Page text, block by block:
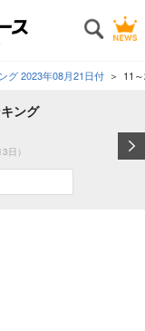
グ 2023年08月21日付 11
ング
日）